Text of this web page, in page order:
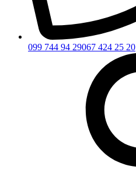
099 744 94 29067 424 25 20